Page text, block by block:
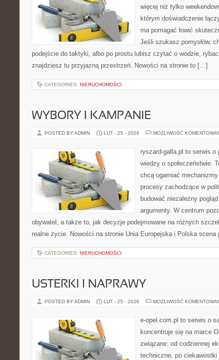
więcej niż tylko
którym doświadczenie
ma pomagać łowić
Jeśli szukasz pomysłów,
podejście do taktyki, albo po prostu lubisz czytać o wodzie,
znajdziesz tu przyjazną przestrzeń. Nowości na stronie to […]
CATEGORIES: NIERUCHOMOŚCI
WYBORY I KAMPANIE
POSTED BY ADMIN LUT - 25 - 2026 MOŻLIWOŚĆ
ryszard-galla.pl to serwis
wiedzy o społeczeństwie.
chcą ogarniać
procesy zachodzące w
budować niezależny
argumenty. W centrum
obywatel, a także to, jak decyzje podejmowane na różnych
realne życie. Nowości na stronie Unia Europejska i Polska
CATEGORIES: NIERUCHOMOŚCI
USTERKI I NAPRAWY
POSTED BY ADMIN LUT - 25 - 2026 MOŻLIWOŚĆ
e-opel.com.pl to serwis o
koncentruje się na marce
związane: od codziennej
techniczne, po